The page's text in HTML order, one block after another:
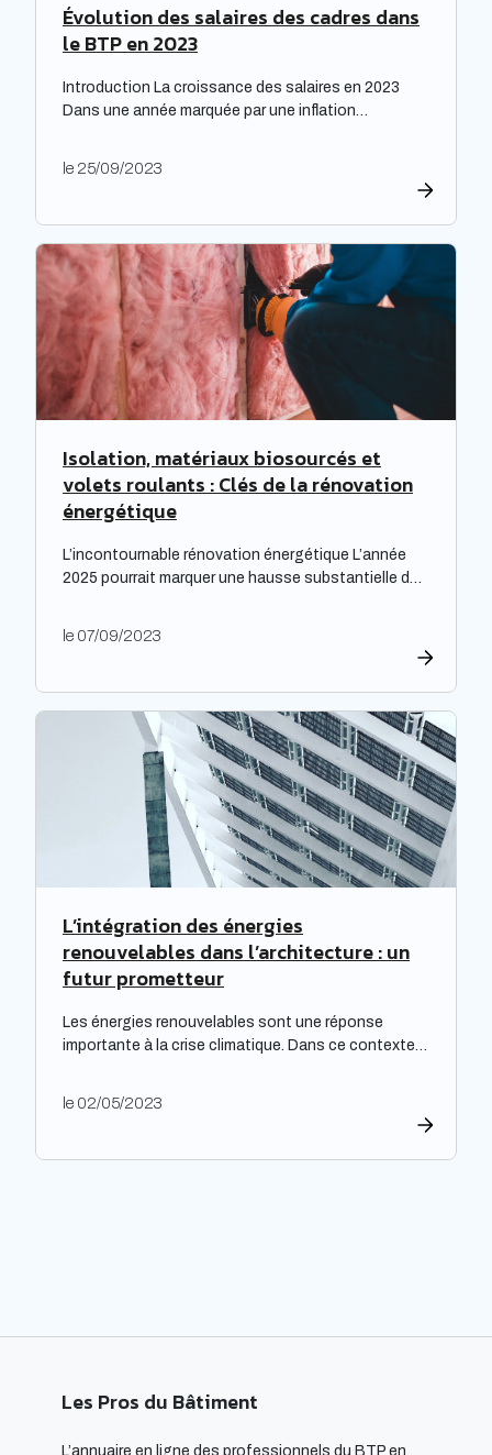
Évolution des salaires des cadres dans
le BTP en 2023
Introduction La croissance des salaires en 2023
Dans une année marquée par une inflation
une inflation hors-norme, les entreprises ont mis la
Expectra dans son 21ème baromètre, évoquant une
progression […]
le 25/09/2023
Isolation, matériaux biosourcés et
volets roulants : Clés de la rénovation
énergétique
L’incontournable rénovation énergétique L’année
2025 pourrait marquer une hausse substantielle des
deviennent alors essentiels pour les propriétaires
tarifs de l’électricité. Cette initiative est
particulièrement cruciale pour les logements
qualifiés de passoires thermiques, qui connaissent
d’importants […]
le 07/09/2023
L’intégration des énergies
renouvelables dans l’architecture : un
futur prometteur
Les énergies renouvelables sont une réponse
importante à la crise climatique. Dans ce contexte,
construction et de l’aménagement des bâtiments.
l’adoption de cette approche, en développant des
le 02/05/2023
Les Pros du Bâtiment
L’annuaire en ligne des professionnels du BTP en